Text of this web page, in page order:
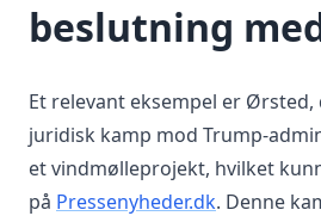
beslutning
Et relevant eksempel er
juridisk kamp mod Trump-
et vindmølleprojekt, hvilket
på Pressenyheder.dk. Denne